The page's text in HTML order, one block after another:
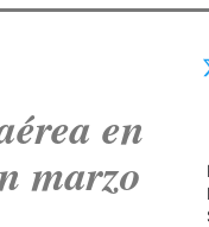
en
marzo